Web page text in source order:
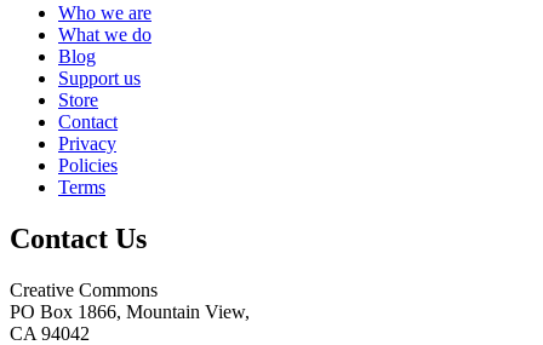
Who we are
What we do
Blog
Support us
Store
Contact
Privacy
Policies
Terms
Contact Us
Creative Commons
PO Box 1866, Mountain View,
CA 94042